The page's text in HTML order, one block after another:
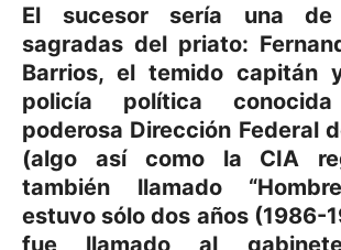
El sucesor sería una
sagradas del priato:
Barrios, el temido capitán
policía política
poderosa Dirección Federal
(algo así como la CIA
también llamado
estuvo sólo dos años (1986-
fue llamado al